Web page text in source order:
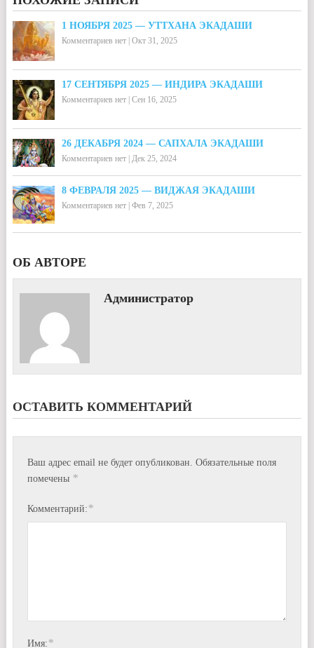
1 НОЯБРЯ 2025 — УТТХАНА ЭКАДАШИ
Комментариев нет| Окт 31, 2025
17 СЕНТЯБРЯ 2025 — ИНДИРА ЭКАДАШИ
Комментариев нет| Сен 16, 2025
26 ДЕКАБРЯ 2024 — САПХАЛА ЭКАДАШИ
Комментариев нет| Дек 25, 2024
8 ФЕВРАЛЯ 2025 — ВИДЖАЯ ЭКАДАШИ
Комментариев нет| Фев 7, 2025
ОБ АВТОРЕ
Администратор
ОСТАВИТЬ КОММЕНТАРИЙ
Ваш адрес email не будет опубликован. Обязательные поля
помечены *
Комментарий: *
Имя: *